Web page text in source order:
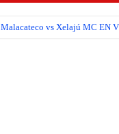
Malacateco vs Xelajú MC EN